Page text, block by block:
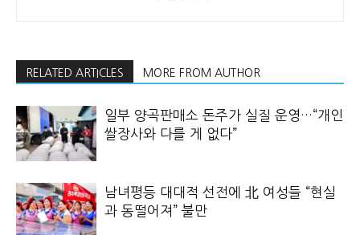
RELATED ARTICLES MORE FROM AUTHOR
일부 양곡판매소 돈주가 실질 운영…“개인
쌀장사와 다를 게 없다”
남녀평등 대대적 선전에 北 여성들 “현실
과 동떨어져” 불만